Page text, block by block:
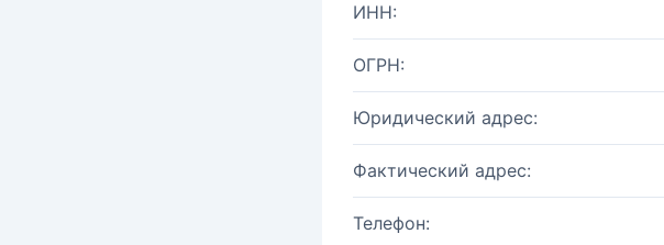
ИНН:
ОГРН:
Юридический адрес:
Фактический адрес:
Телефон: